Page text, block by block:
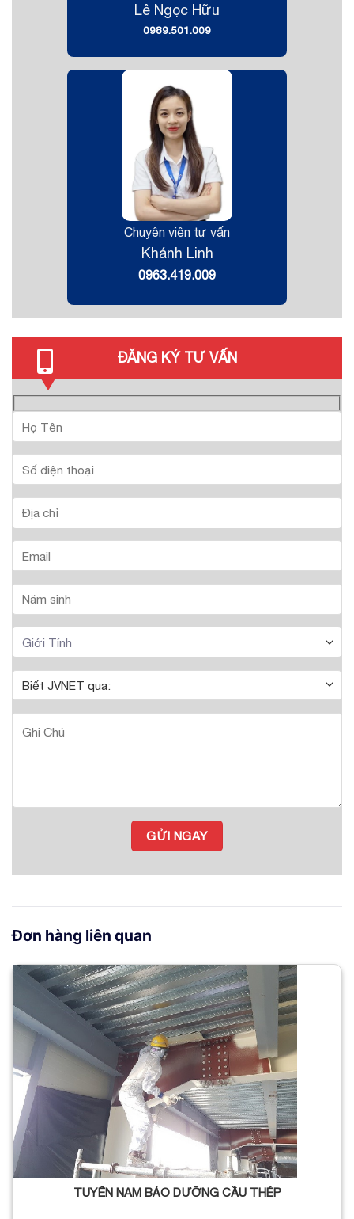
Lê Ngọc Hữu
0989.501.009
Chuyên viên tư vấn
Khánh Linh
0963.419.009
ĐĂNG KÝ TƯ VẤN
Đơn hàng liên quan
TUYỂN NAM BẢO DƯỠNG CẦU THÉP